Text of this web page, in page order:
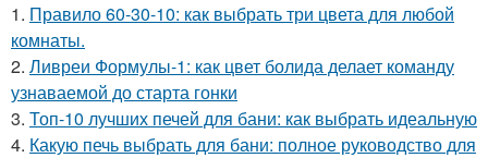
1. Правило 60-30-10: как выбрать три цвета для любой
комнаты.
2. Ливреи Формулы-1: как цвет болида делает команду
узнаваемой до старта гонки
3. Топ-10 лучших печей для бани: как выбрать идеальную
4. Какую печь выбрать для бани: полное руководство для